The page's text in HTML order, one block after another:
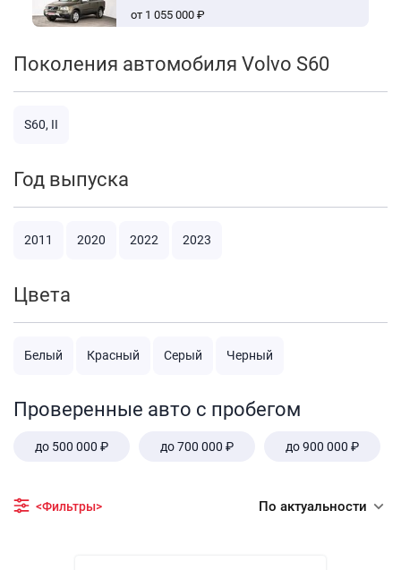
от 1 055 000 ₽
Поколения автомобиля Volvo S60
S60, II
Год выпуска
2011 2020 2022 2023
Цвета
Белый Красный Серый Черный
Проверенные авто с пробегом
до 500 000 ₽ до 700 000 ₽ до 900 000 ₽
<Фильтры> По актуальности